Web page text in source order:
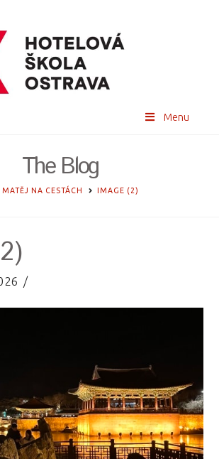
Menu
The Blog
MATĚJ NA CESTÁCH IMAGE (2)